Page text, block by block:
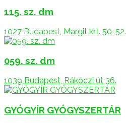
115. sz. dm
1027 Budapest, Margit krt. 50-52.
059. sz. dm
1039 Budapest, Rákóczi út 36.
GYÓGYÍR GYÓGYSZERTÁR